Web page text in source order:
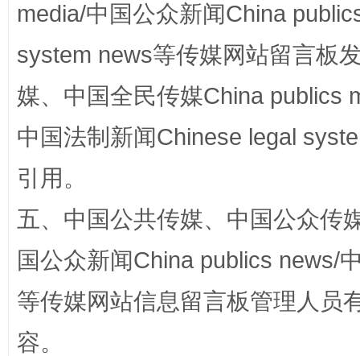
media/中国公众新闻China
system news等传媒网站留言板
媒、中国全民传媒China publics
中国法制新闻Chinese legal
引用。
五、中国公共传媒、中国公众传
国公众新闻China publics news/
等传媒网站信息留言板管理人员
容。